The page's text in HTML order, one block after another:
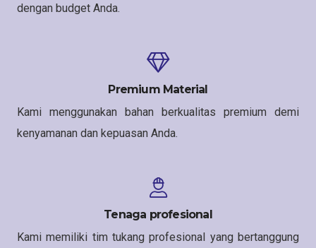
dengan budget Anda.
Premium Material
Kami menggunakan bahan berkualitas premium demi
kenyamanan dan kepuasan Anda.
Tenaga profesional
Kami memiliki tim tukang profesional yang bertanggung